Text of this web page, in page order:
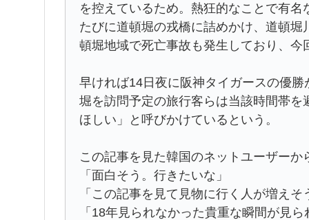
を控えているため。熱狂的なことで有
たびに道頓堀の戎橋に詰めかけ、道頓
頓堀地域で死亡事故も発生しており、
早ければ14日夜に阪神タイガースの優
堀を訪問予定の旅行客らは当該時間帯
ほしい」と呼びかけているという。
この記事を見た韓国のネットユーザーか
「面白そう。行きたいな」
「この記事を見て見物に行く人が増えそ
「18年見られなかった貴重な瞬間が見